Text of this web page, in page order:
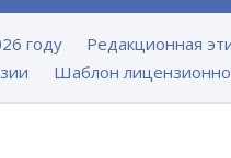
году Редакционная
Шаблон